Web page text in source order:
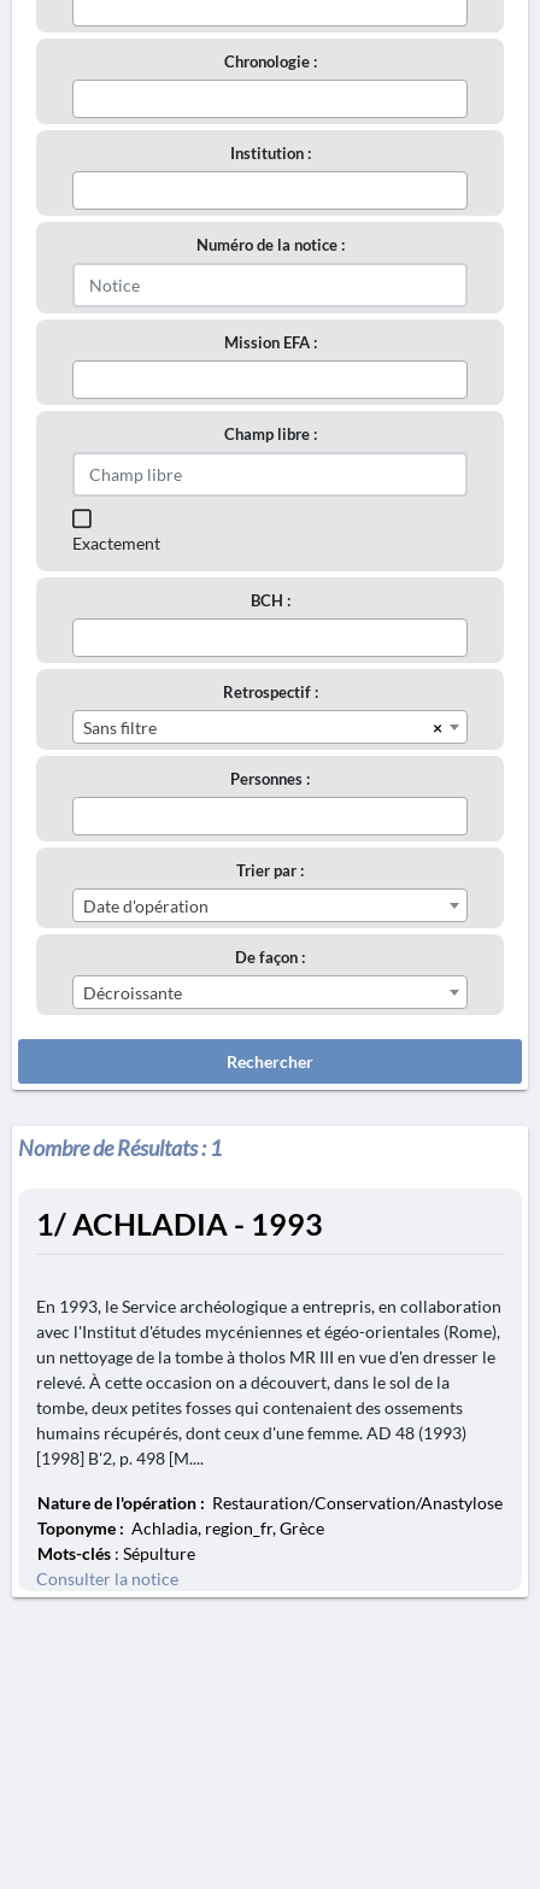
Chronologie :
Institution :
Numéro de la notice :
Mission EFA :
Champ libre :
Exactement
BCH :
Retrospectif :
×
Sans filtre
Personnes :
Trier par :
Date d'opération
De façon :
Décroissante
Rechercher
Nombre de Résultats :1
1/ ACHLADIA - 1993
En 1993, le Service archéologique a entrepris, en collaboration
avec l'Institut d'études mycéniennes et égéo-orientales (Rome),
un nettoyage de la tombe à tholos MR III en vue d'en dresser le
relevé. À cette occasion on a découvert, dans le sol de la
tombe, deux petites fosses qui contenaient des ossements
humains récupérés, dont ceux d'une femme. AD 48 (1993)
[1998] B'2, p. 498 [M....
Nature de l'opération : Restauration/Conservation/Anastylose
Toponyme : Achladia, region_fr, Grèce
Mots-clés : Sépulture
Consulter la notice